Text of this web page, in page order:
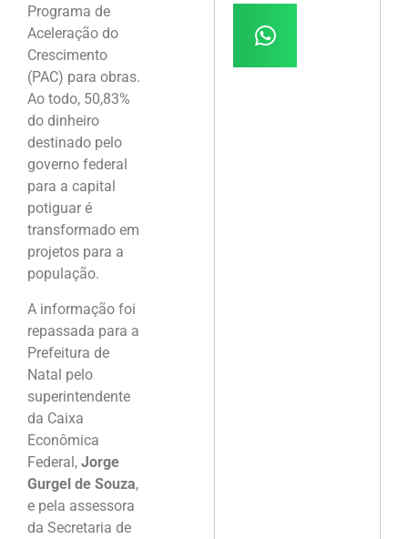
Programa de
Aceleração do
Crescimento
(PAC) para obras.
Ao todo, 50,83%
do dinheiro
destinado pelo
governo federal
para a capital
potiguar é
transformado em
projetos para a
população.
A informação foi
repassada para a
Prefeitura de
Natal pelo
superintendente
da Caixa
Econômica
Federal, Jorge
Gurgel de Souza,
e pela assessora
da Secretaria de